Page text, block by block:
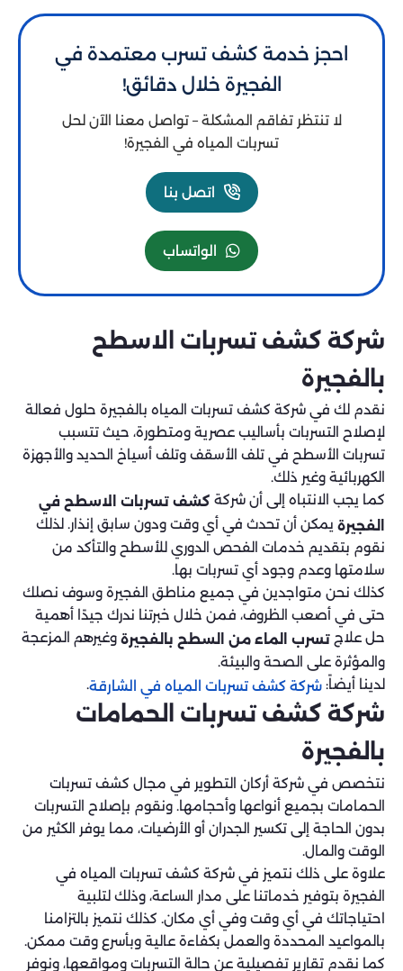
احجز خدمة كشف تسرب معتمدة في
الفجيرة خلال دقائق!
لا تنتظر تفاقم المشكلة – تواصل معنا الآن لحل
تسربات المياه في الفجيرة!
اتصل بنا
الواتساب
شركة كشف تسربات الاسطح
بالفجيرة
نقدم لك في شركة كشف تسربات المياه بالفجيرة حلول فعالة
لإصلاح التسربات بأساليب عصرية ومتطورة، حيث تتسبب
تسربات الأسطح في تلف الأسقف وتلف أسياخ الحديد والأجهزة
الكهربائية وغير ذلك.
كما يجب الانتباه إلى أن شركة كشف تسربات الاسطح في
الفجيرة يمكن أن تحدث في أي وقت ودون سابق إنذار. لذلك
نقوم بتقديم خدمات الفحص الدوري للأسطح والتأكد من
سلامتها وعدم وجود أي تسربات بها.
كذلك نحن متواجدين في جميع مناطق الفجيرة وسوف نصلك
حتى في أصعب الظروف، فمن خلال خبرتنا ندرك جيدًا أهمية
حل علاج تسرب الماء من السطح بالفجيرة وغيرهم المزعجة
والمؤثرة على الصحة والبيئة.
لدينا أيضاً: شركة كشف تسربات المياه في الشارقة.
شركة كشف تسربات الحمامات
بالفجيرة
نتخصص في شركة أركان التطوير في مجال كشف تسربات
الحمامات بجميع أنواعها وأحجامها. ونقوم بإصلاح التسربات
بدون الحاجة إلى تكسير الجدران أو الأرضيات، مما يوفر الكثير من
الوقت والمال.
علاوة على ذلك نتميز في شركة كشف تسربات المياه في
الفجيرة بتوفير خدماتنا على مدار الساعة، وذلك لتلبية
احتياجاتك في أي وقت وفي أي مكان. كذلك نتميز بالتزامنا
بالمواعيد المحددة والعمل بكفاءة عالية وبأسرع وقت ممكن.
كما نقدم تقارير تفصيلية عن حالة التسربات ومواقعها، ونوفر